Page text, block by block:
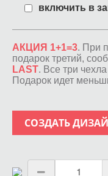
включить в
АКЦИЯ 1+1=3. При
подарок третий,
LAST. Все три
Подарок идет
СОЗДАТЬ